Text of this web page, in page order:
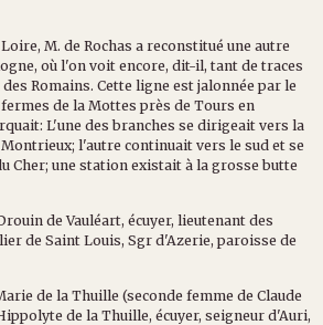
M. de Rochas a reconstitué une autre
où l'on voit encore, dit-il, tant de traces
Romains. Cette ligne est jalonnée par le
de la Mottes près de Tours en
L'une des branches se dirigeait vers la
l'autre continuait vers le sud et se
Cher; une station existait à la grosse butte
de Vauléart, écuyer, lieutenant des
de Saint Louis, Sgr d'Azerie, paroisse de
la Thuille (seconde femme de Claude
de la Thuille, écuyer, seigneur d'Auri,